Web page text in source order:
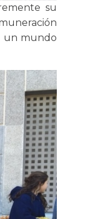
su
un mundo